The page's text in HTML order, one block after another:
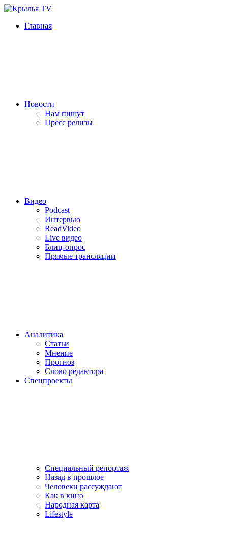
Главная
Новости
Нам пишут
Пресс релизы
Видео
Podcast
Интервью
ReadVideo
Live видео
Блиц-опрос
Прямые трансляции
Аналитика
Статьи
Мнение
Прогноз
Cлово редактора
Спецпроекты
Специальный репортаж
Назад в прошлое
Человеки рассуждают
Как в кино
Народная карта
Lifestyle